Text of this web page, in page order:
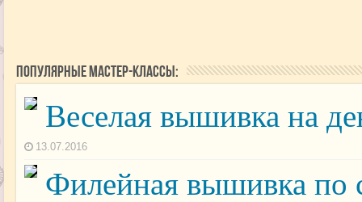
Популярные мастер-классы:
Веселая вышивка на
13.07.2016
Филейная вышивка по